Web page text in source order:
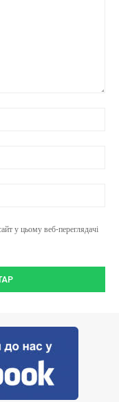
у цьому веб-переглядачі